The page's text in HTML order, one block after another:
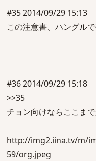
#35 2014/09/29 15:13
この注意書、ハングル
#36 2014/09/29 15:18
>>35
チョン向けならここまで
http://img2.iina.tv/m/
59/org.jpeg